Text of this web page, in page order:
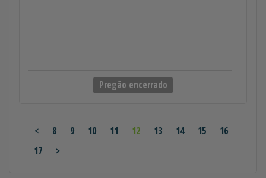
Pregão encerrado
< 8 9 10 11 12 13 14 15
16
17
>